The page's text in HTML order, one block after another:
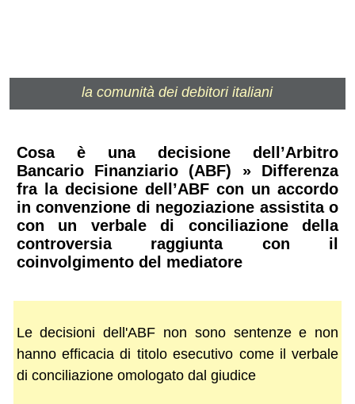
la comunità dei debitori italiani
Cosa è una decisione dell’Arbitro
Bancario Finanziario (ABF) » Differenza
fra la decisione dell’ABF con un accordo
in convenzione di negoziazione assistita o
con un verbale di conciliazione della
controversia raggiunta con il
coinvolgimento del mediatore
Le decisioni dell'ABF non sono sentenze e non
hanno efficacia di titolo esecutivo come il verbale
di conciliazione omologato dal giudice